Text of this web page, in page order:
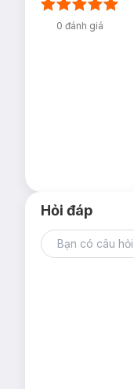
0 đánh giá
Hỏi đáp